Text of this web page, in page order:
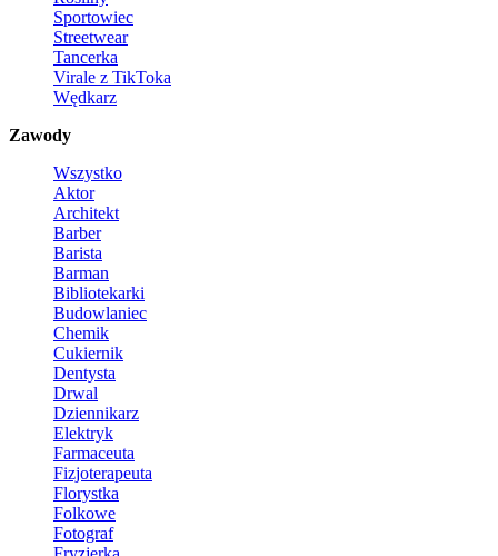
Sportowiec
Streetwear
Tancerka
Virale z TikToka
Wędkarz
Zawody
Wszystko
Aktor
Architekt
Barber
Barista
Barman
Bibliotekarki
Budowlaniec
Chemik
Cukiernik
Dentysta
Drwal
Dziennikarz
Elektryk
Farmaceuta
Fizjoterapeuta
Florystka
Folkowe
Fotograf